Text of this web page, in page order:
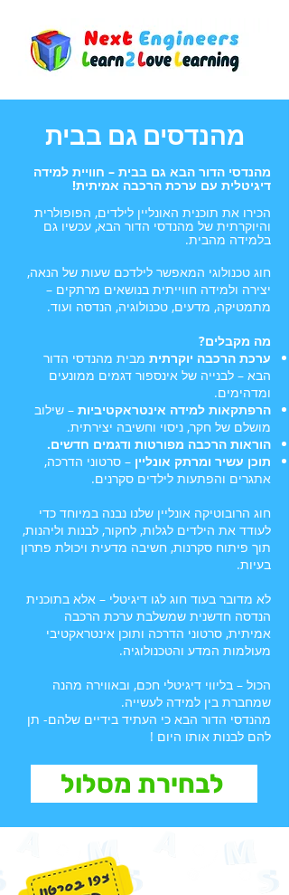
מהנדסים גם בבית
מהנדסי הדור הבא גם בבית – חוויית למידה
דיגיטלית עם ערכת הרכבה אמיתית!
הכירו את תוכנית האונליין לילדים, הפופולרית
והיוקרתית של מהנדסי הדור הבא, עכשיו גם
בלמידה מהבית.
חוג טכנולוגי המאפשר לילדכם שעות של הנאה,
יצירה ולמידה חווייתית בנושאים מרתקים –
מתמטיקה, מדעים, טכנולוגיה, הנדסה ועוד.
מה מקבלים?
ערכת הרכבה יוקרתית מבית מהנדסי הדור
הבא – לבנייה של אינספור דגמים ממונעים
ומדהימים.
הרפתקאות למידה אינטראקטיביות – שילוב
מושלם של חקר, ניסוי וחשיבה יצירתית.
הוראות הרכבה מפורטות ודגמים חדשים.
תוכן עשיר ומרתק אונליין – סרטוני הדרכה,
אתגרים והפתעות לילדים סקרנים.
חוג הרובוטיקה אונליין שלנו נבנה במיוחד כדי
לעודד את הילדים לגלות, לחקור, לבנות וליהנות,
תוך פיתוח סקרנות, חשיבה מדעית ויכולת פתרון
בעיות.
לא מדובר בעוד חוג לגו דיגיטלי – אלא בתוכנית
הנדסה חדשנית שמשלבת ערכת הרכבה
אמיתית, סרטוני הדרכה ותוכן אינטראקטיבי
מעולמות המדע והטכנולוגיה.
הכול – בליווי דיגיטלי חכם, ובאווירה מהנה
שמחברת בין למידה לעשייה.
מהנדסי הדור הבא כי העתיד בידיים שלהם- תן
להם לבנות אותו היום !
לבחירת מסלול